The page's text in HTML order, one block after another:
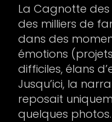
La Cagnotte
des milliers de
dans des
émotions
difficiles, élans
Jusqu’ici, la
reposait
quelques photos.